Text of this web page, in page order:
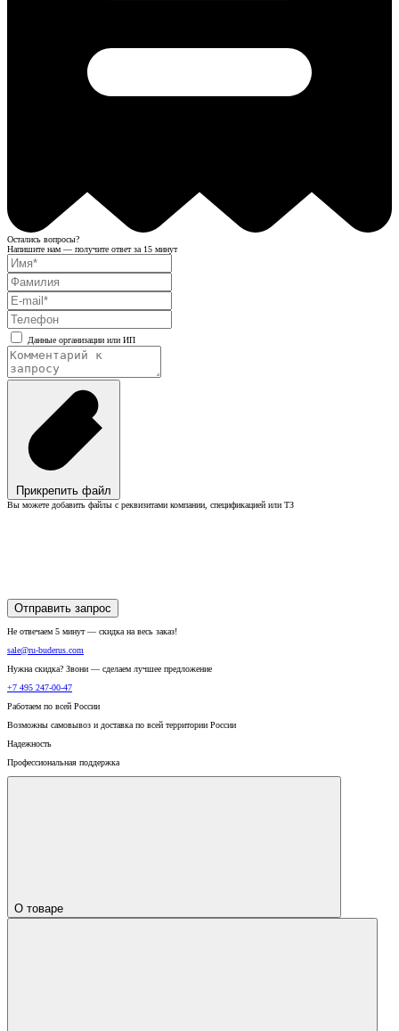
Остались вопросы?
Напишите нам — получите ответ за 15 минут
Данные организации или ИП
Прикрепить файл
Вы можете добавить файлы с реквизитами компании, спецификацией или ТЗ
Отправить запрос
Не отвечаем 5 минут — скидка на весь заказ!
sale@ru-buderus.com
Нужна скидка? Звони — сделаем лучшее предложение
+7 495 247-00-47
Работаем по всей России
Возможны самовывоз и доставка по всей территории России
Надежность
Профессиональная поддержка
О товаре